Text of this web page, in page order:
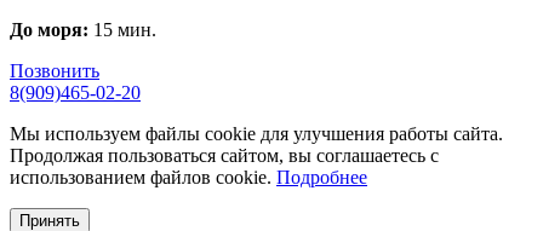
До моря: 15 мин.
Позвонить
8(909)465-02-20
Мы используем файлы cookie для улучшения работы сайта.
Продолжая пользоваться сайтом, вы соглашаетесь с
использованием файлов cookie. Подробнее
Принять